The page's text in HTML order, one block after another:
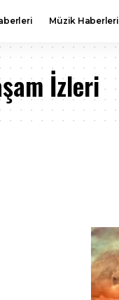
Müzik Haberleri
İzleri